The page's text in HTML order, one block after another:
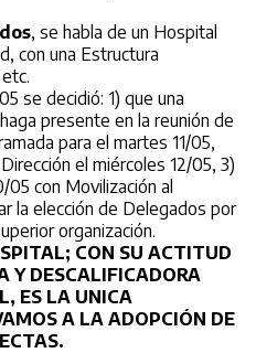
, se habla de un Hospital
con una Estructura
se decidió: 1) que una
presente en la reunión de
para el martes 11/05,
el miércoles 12/05, 3)
con Movilización al
la elección de Delegados por
organización.
CON SU ACTITUD
Y DESCALIFICADORA
ES LA UNICA
A LA ADOPCIÓN DE